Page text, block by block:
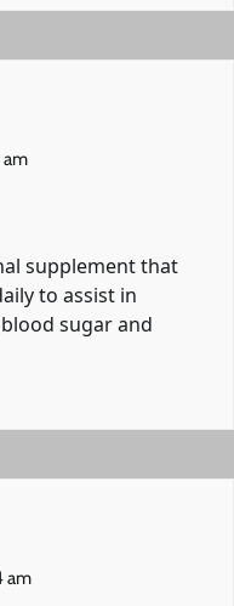
am
supplement that
to assist in
sugar and
am